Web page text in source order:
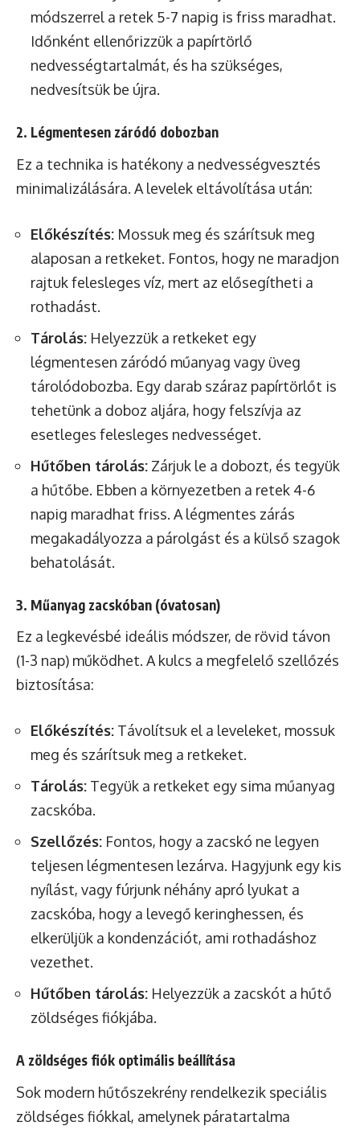
módszerrel a retek 5-7 napig is friss maradhat.
Időnként ellenőrizzük a papírtörlő
nedvességtartalmát, és ha szükséges,
nedvesítsük be újra.
2. Légmentesen záródó dobozban
Ez a technika is hatékony a nedvességvesztés
minimalizálására. A levelek eltávolítása után:
Előkészítés: Mossuk meg és szárítsuk meg
alaposan a retkeket. Fontos, hogy ne maradjon
rajtuk felesleges víz, mert az elősegítheti a
rothadást.
Tárolás: Helyezzük a retkeket egy
légmentesen záródó műanyag vagy üveg
tárolódobozba. Egy darab száraz papírtörlőt is
tehetünk a doboz aljára, hogy felszívja az
esetleges felesleges nedvességet.
Hűtőben tárolás: Zárjuk le a dobozt, és tegyük
a hűtőbe. Ebben a környezetben a retek 4-6
napig maradhat friss. A légmentes zárás
megakadályozza a párolgást és a külső szagok
behatolását.
3. Műanyag zacskóban (óvatosan)
Ez a legkevésbé ideális módszer, de rövid távon
(1-3 nap) működhet. A kulcs a megfelelő szellőzés
biztosítása:
Előkészítés: Távolítsuk el a leveleket, mossuk
meg és szárítsuk meg a retkeket.
Tárolás: Tegyük a retkeket egy sima műanyag
zacskóba.
Szellőzés: Fontos, hogy a zacskó ne legyen
teljesen légmentesen lezárva. Hagyjunk egy kis
nyílást, vagy fúrjunk néhány apró lyukat a
zacskóba, hogy a levegő keringhessen, és
elkerüljük a kondenzációt, ami rothadáshoz
vezethet.
Hűtőben tárolás: Helyezzük a zacskót a hűtő
zöldséges fiókjába.
A zöldséges fiók optimális beállítása
Sok modern hűtőszekrény rendelkezik speciális
zöldséges fiókkal, amelynek páratartalma